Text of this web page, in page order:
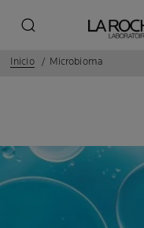
Inicio Microbioma